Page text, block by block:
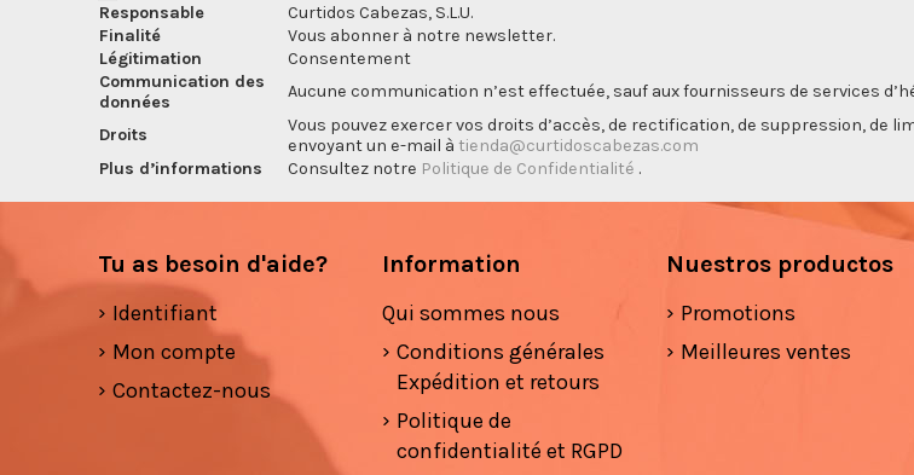
Responsable
Curtidos Cabezas, S.L.U.
Finalité
Vous abonner à notre newsletter.
Légitimation
Consentement
Communication des
données
Aucune communication n’est effectuée, sauf aux fournisseurs de services
Droits
Vous pouvez exercer vos droits d’accès, de rectification, de suppression,
envoyant un e-mail à tienda@curtidoscabezas.com
Plus d’informations
Consultez notre Politique de Confidentialité .
Tu as besoin d'aide?
Identifiant
Mon compte
Contactez-nous
Information
Qui sommes nous
Conditions générales
Expédition et retours
Politique de
confidentialité et RGPD
Nuestros productos
Promotions
Meilleures ventes